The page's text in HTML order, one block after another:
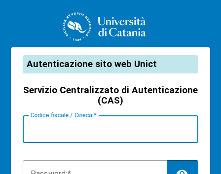
CAS
Autenticazione sito web Unict
Servizio Centralizzato di Autenticazione
(CAS)
Codice fiscale / Cineca: